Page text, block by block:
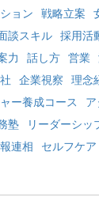
ョン 戦略立案
談スキル 採用活
力 話し方 営業
企業視察 理念
ー養成コース
塾
リーダーシッ
報連相 セルフケア